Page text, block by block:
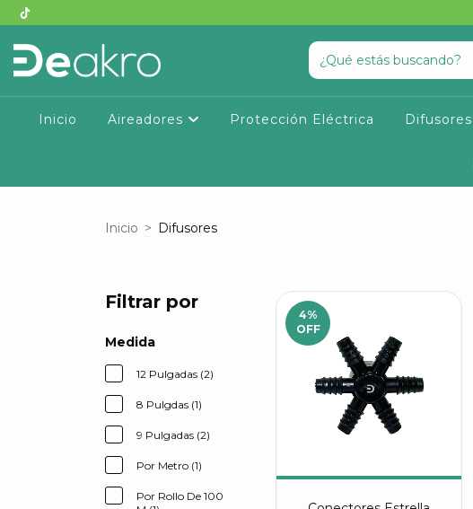
Inicio Aireadores Protección Eléctrica Difusores
Inicio > Difusores
Filtrar por
Medida
12 Pulgadas (2)
8 Pulgdas (1)
9 Pulgadas (2)
Por Metro (1)
Por Rollo De 100
4%
OFF